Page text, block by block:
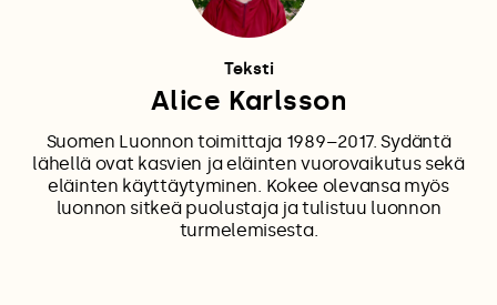
Teksti
Alice Karlsson
Suomen Luonnon toimittaja 1989–2017. Sydäntä
lähellä ovat kasvien ja eläinten vuorovaikutus sekä
eläinten käyttäytyminen. Kokee olevansa myös
luonnon sitkeä puolustaja ja tulistuu luonnon
turmelemisesta.